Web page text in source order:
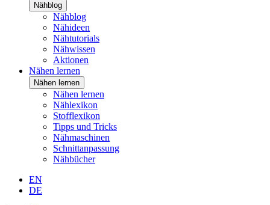
Nähblog
Nähblog
Nähideen
Nähtutorials
Nähwissen
Aktionen
Nähen lernen
Nähen lernen
Nähen lernen
Nählexikon
Stofflexikon
Tipps und Tricks
Nähmaschinen
Schnittanpassung
Nähbücher
EN
DE